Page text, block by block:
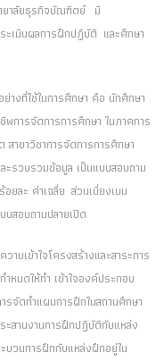
ยาลัยธุรกิจบัณฑิตย์ มี
ะเมินผลการฝึกปฏิบัติ และศึกษา
ที่ใช้ในการศึกษา คือ นักศึกษา
การจัดการการศึกษา ในภาคการ
าขาวิชาการจัดการการศึกษา
ะรวบรวมข้อมูล เป็นแบบสอบถาม
ละ ค่าเฉลี่ย ส่วนเบี่ยงเบน
บสอบถามปลายเปิด
เข้าใจโครงสร้างและสาระการ
หนดให้ทำ เข้าใจองค์ประกอบ
จัดทำแผนการฝึกในสถานศึกษา
ะสานงานการฝึกปฏิบัติกับแหล่ง
บวนการฝึกกับแหล่งฝึกอยู่ใน